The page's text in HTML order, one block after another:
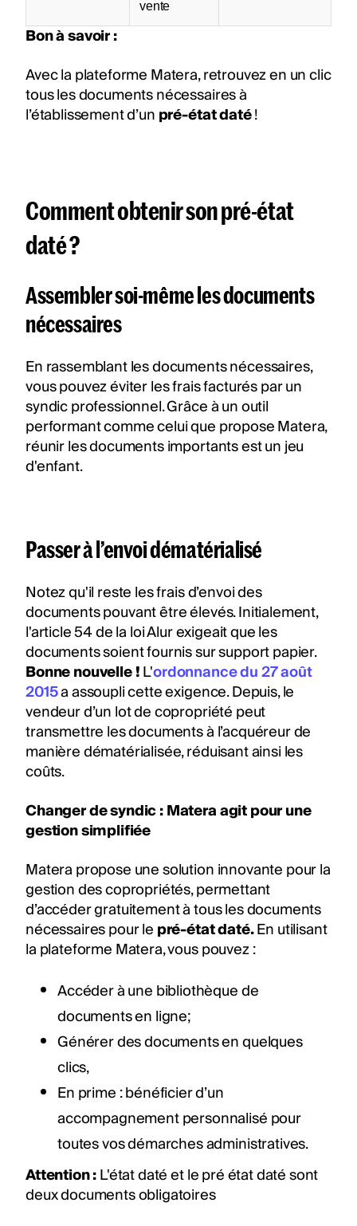
vente
Bon à savoir :
Avec la plateforme Matera, retrouvez en un clic
tous les documents nécessaires à
l’établissement d’unpré-état daté!
Comment obtenir son pré-état
daté ?
Assembler soi-même les documents
nécessaires
En rassemblant les documents nécessaires,
vous pouvez éviter les frais facturés par un
syndic professionnel. Grâce à un outil
performant comme celui que propose Matera,
réunir les documents importants est un jeu
d'enfant.
Passer à l’envoi dématérialisé
Notez qu'il reste les frais d’envoi des
documents pouvant être élevés. Initialement,
l'article 54 de la loi Alur exigeait que les
documents soient fournis sur support papier.
Bonne nouvelle !L'ordonnance du 27 août
2015a assoupli cette exigence. Depuis, le
vendeur d’un lot de copropriété peut
transmettre les documents à l’acquéreur de
manière dématérialisée, réduisant ainsi les
coûts.
Changer de syndic : Matera agit pour une
gestion simplifiée
Matera propose une solution innovante pour la
gestion des copropriétés, permettant
d’accéder gratuitement à tous les documents
nécessaires pour lepré-état daté.En utilisant
la plateforme Matera, vous pouvez :
Accéder à une bibliothèque de
documents en ligne;
Générer des documents en quelques
clics,
En prime : bénéficier d’un
accompagnement personnalisé pour
toutes vos démarches administratives.
Attention :L'état daté et le pré état daté sont
deux documents obligatoires